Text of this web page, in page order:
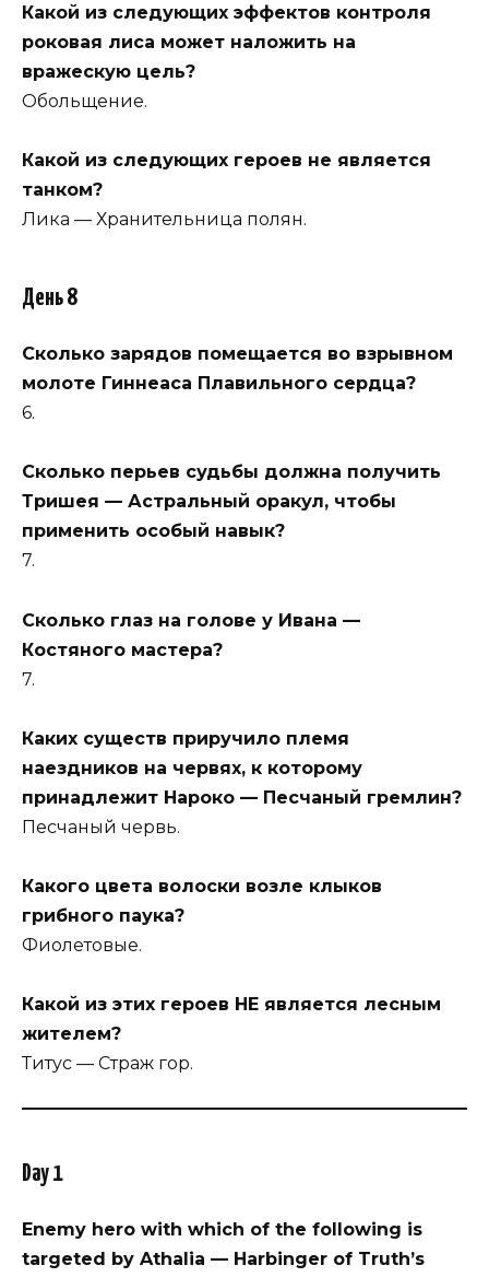
Какой из следующих эффектов контроля
роковая лиса может наложить на
вражескую цель?
Обольщение.
Какой из следующих героев не является
танком?
Лика — Хранительница полян.
День 8
Сколько зарядов помещается во взрывном
молоте Гиннеаса Плавильного сердца?
6.
Сколько перьев судьбы должна получить
Тришея — Астральный оракул, чтобы
применить особый навык?
7.
Сколько глаз на голове у Ивана —
Костяного мастера?
7.
Каких существ приручило племя
наездников на червях, к которому
принадлежит Нароко — Песчаный гремлин?
Песчаный червь.
Какого цвета волоски возле клыков
грибного паука?
Фиолетовые.
Какой из этих героев НЕ является лесным
жителем?
Титус — Страж гор.
Day 1
Enemy hero with which of the following is
targeted by Athalia — Harbinger of Truth’s